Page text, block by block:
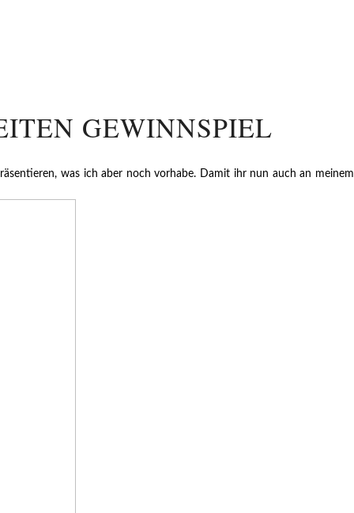
GEWINNSPIEL
was ich aber noch vorhabe. Damit ihr nun auch an meinem